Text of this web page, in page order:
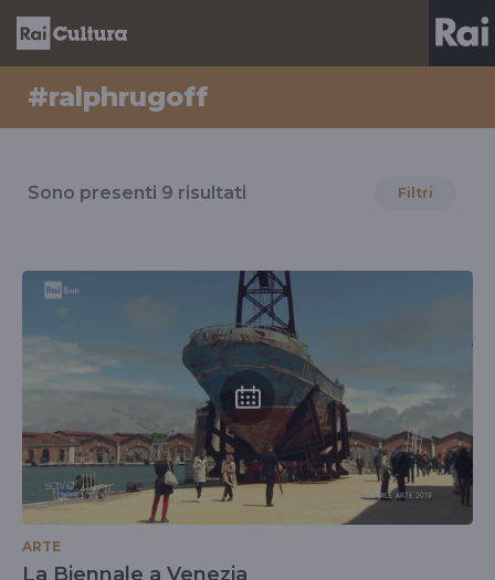
#ralphrugoff
il
#ralphrugoff
Sono presenti 9 risultati Filtri
ARTE
La Biennale a Venezia